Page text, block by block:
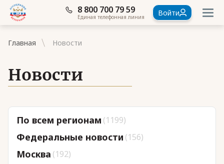
8 800 700 79 59
Единая телефонная линия Войти
Главная Новости
Новости
По всем регионам (1199)
Федеральные новости (156)
Москва (192)
Стать членом Ассоциации ветеранов СВО